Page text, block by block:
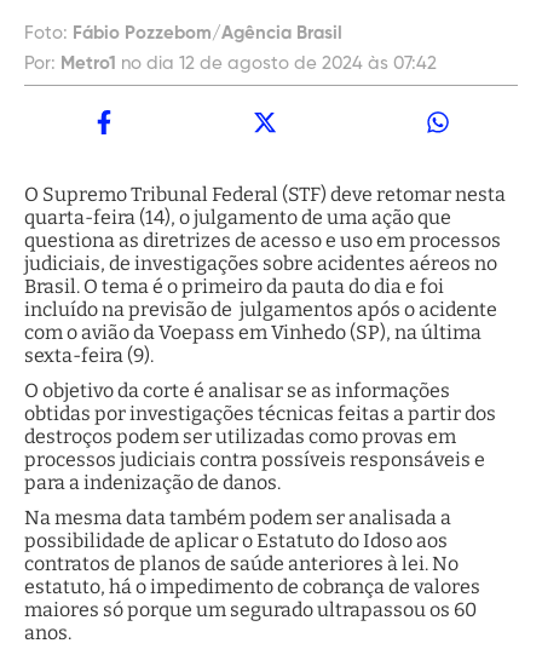
Foto: Fábio Pozzebom/Agência Brasil
Por: Metro1 no dia 12 de agosto de 2024 às 07:42
O Supremo Tribunal Federal (STF) deve retomar nesta
quarta-feira (14), o julgamento de uma ação que
questiona as diretrizes de acesso e uso em processos
judiciais, de investigações sobre acidentes aéreos no
Brasil. O tema é o primeiro da pauta do dia e foi
incluído na previsão de julgamentos após o acidente
com o avião da Voepass em Vinhedo (SP), na última
sexta-feira (9).
O objetivo da corte é analisar se as informações
obtidas por investigações técnicas feitas a partir dos
destroços podem ser utilizadas como provas em
processos judiciais contra possíveis responsáveis e
para a indenização de danos.
Na mesma data também podem ser analisada a
possibilidade de aplicar o Estatuto do Idoso aos
contratos de planos de saúde anteriores à lei. No
estatuto, há o impedimento de cobrança de valores
maiores só porque um segurado ultrapassou os 60
anos.